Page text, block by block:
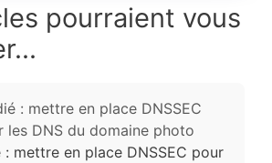
pourraient vous
: mettre en place DNSSEC pour